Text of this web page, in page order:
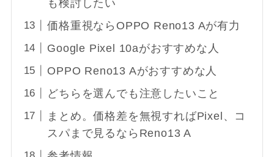
も検討したい
価格重視ならOPPO Reno13 Aが有力
Google Pixel 10aがおすすめな人
OPPO Reno13 Aがおすすめな人
どちらを選んでも注意したいこと
まとめ。価格差を無視すればPixel、コ
スパまで見るならReno13 A